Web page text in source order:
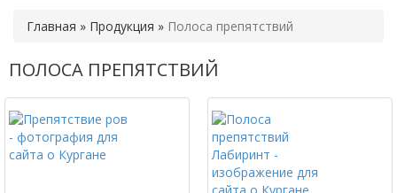
Главная » Продукция » Полоса препятствий
ПОЛОСА ПРЕПЯТСТВИЙ